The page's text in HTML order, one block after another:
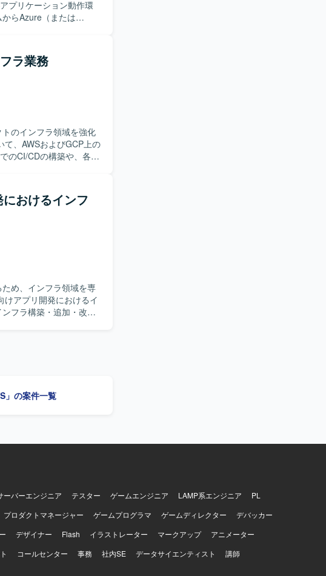
クロサービス、データ
らAzure（または
おります。 ・クラウド
を歓迎いたします。
構築および移行に上流
ルを高めていただけま
用しながら経験を積ん
けCI/CDパイプライン
ラ業務
のインフラ領域を強化
のCI/CDの構築や、各種
を求めております。要
ングし、自走して開発
を汲み取り、実現まで
計・構築に携わること
キュリティや運用も含
、SAMなどを
おけるインフ
め、インフラ領域を専
フラ構築・追加・改
足りない情報を非エン
っております。
」の案件一覧
ーバーエンジニア テスター ゲームエンジニア LAMP系エンジニア
PL
プロダクトマネージャー ゲームプログラマ ゲームディレクター
デバッカー
デザイナー Flash イラストレーター マークアップ
アニメーター
コールセンター 事務 社内SE データサイエンティスト 講師